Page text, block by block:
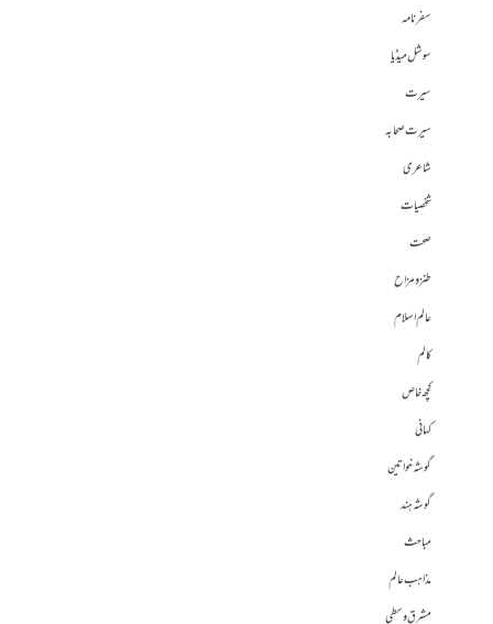
سفرنامہ
سوشل میڈیا
سیرت
سیرت صحابہ
شاعری
شخصیات
صحت
طنز و مزاح
عالم اسلام
کالم
کچھ خاص
کہانی
گوشہ خواتین
گوشہ ہند
مباحث
مذاہب عالم
مشرق وسطی